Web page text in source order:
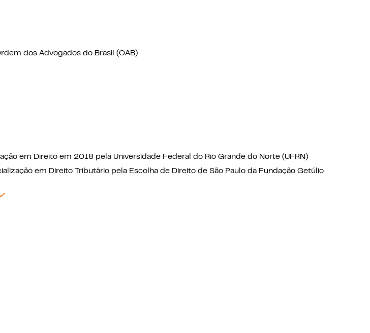
dos Advogados do Brasil (OAB)
em Direito em 2018 pela Universidade Federal do Rio Grande do Norte (UFRN)
em Direito Tributário pela Escolha de Direito de São Paulo da Fundação Getúlio
: FORMAÇÃO ACADÊMICA